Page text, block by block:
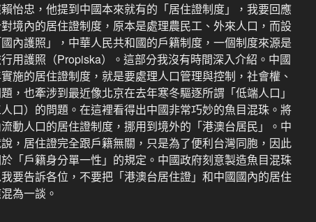
怡忠，他提到中國本來就有的「居住證制度」，我要回應
境內的居住證制度，原本是處理農民工、外來人口，而設
內護照」，中華人民共和國的戶籍制度，一個制度來源是
用護照（Propiska）。這部分我沒有時間深入介紹。中國
施的居住證制度，就是要處理人口管理與控制，社會權、
，也牽涉到最近像北京在去年寒冬驅逐所謂「低端人口」
人口）的問題。在這裡看得出中國非常巧妙的魚目混珠。將
動人口的居住證制度，挪用到境外的「港澳台居民」。中
，居住證完全跟戶籍無關，只是為了便利台灣同胞，因此
「戶籍身分單一性」的規定。中國政府刻意製造魚目混珠
要告訴各位，不要把「港澳台居住證」和中國國內的居住
為一談。